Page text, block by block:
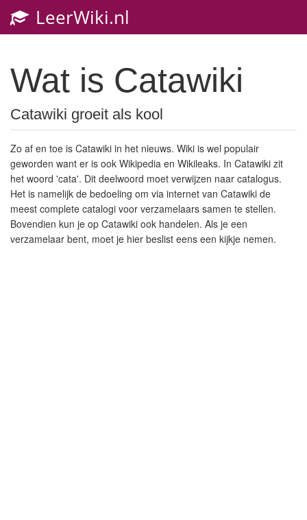
LeerWiki.nl
Wat is Catawiki
Catawiki groeit als kool
Zo af en toe is Catawiki in het nieuws. Wiki is wel populair
geworden want er is ook Wikipedia en Wikileaks. In Catawiki zit
het woord 'cata'. Dit deelwoord moet verwijzen naar catalogus.
Het is namelijk de bedoeling om via internet van Catawiki de
meest complete catalogi voor verzamelaars samen te stellen.
Bovendien kun je op Catawiki ook handelen. Als je een
verzamelaar bent, moet je hier beslist eens een kijkje nemen.